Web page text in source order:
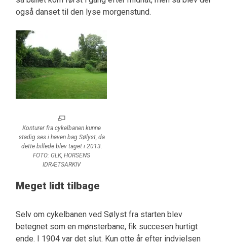
også danset til den lyse morgenstund.
Konturer fra cykelbanen kunne
stadig ses i haven bag Sølyst, da
dette billede blev taget i 2013.
FOTO: GLK, HORSENS
IDRÆTSARKIV
Meget lidt tilbage
Selv om cykelbanen ved Sølyst fra starten blev
betegnet som en mønsterbane, fik succesen hurtigt
ende. I 1904 var det slut. Kun otte år efter indvielsen